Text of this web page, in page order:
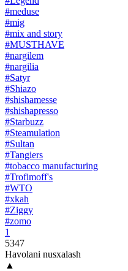
#meduse
#mig
#mix and story
#MUSTHAVE
#nargilem
#nargilia
#Satyr
#Shiazo
#shishamesse
#shishapresso
#Starbuzz
#Steamulation
#Sultan
#Tangiers
#tobacco manufacturing
#Trofimoff's
#WTO
#xkah
#Ziggy
#zomo
1
5347
Havolani nusxalash
▲